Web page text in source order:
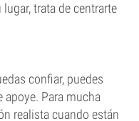
trata de centrarte
confiar, puedes
apoye. Para mucha
realista cuando están